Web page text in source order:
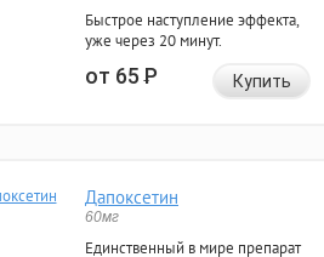
Быстрое наступление эффекта,
уже через 20 минут.
от 65Р Купить
Дапоксетин
60мг
Единственный в мире препарат